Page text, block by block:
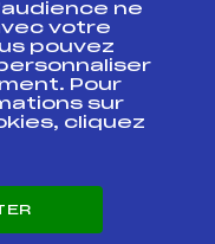
Suivi
ne
votre
pouvez
Pour
sur
cliquez